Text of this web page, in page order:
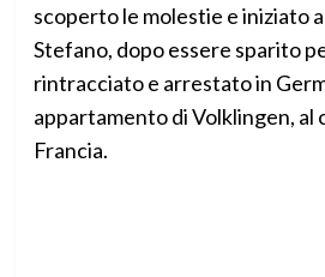
scoperto le molestie e iniziato
Stefano, dopo essere sparito
rintracciato e arrestato in
appartamento di Volklingen, al
Francia.